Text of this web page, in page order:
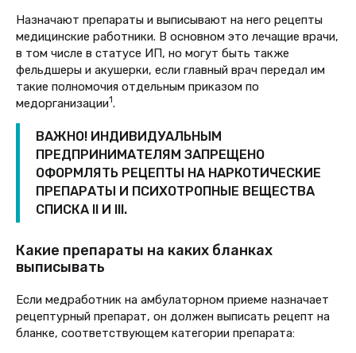
Назначают препараты и выписывают на него рецепты
медицинские работники. В основном это лечащие врачи,
в том числе в статусе ИП, но могут быть также
фельдшеры и акушерки, если главный врач передал им
такие полномочия отдельным приказом по
медорганизации1.
ВАЖНО! ИНДИВИДУАЛЬНЫМ
ПРЕДПРИНИМАТЕЛЯМ ЗАПРЕЩЕНО
ОФОРМЛЯТЬ РЕЦЕПТЫ НА НАРКОТИЧЕСКИЕ
ПРЕПАРАТЫ И ПСИХОТРОПНЫЕ ВЕЩЕСТВА
СПИСКА II И III.
Какие препараты на каких бланках
выписывать
Если медработник на амбулаторном приеме назначает
рецептурный препарат, он должен выписать рецепт на
бланке, соответствующем категории препарата: